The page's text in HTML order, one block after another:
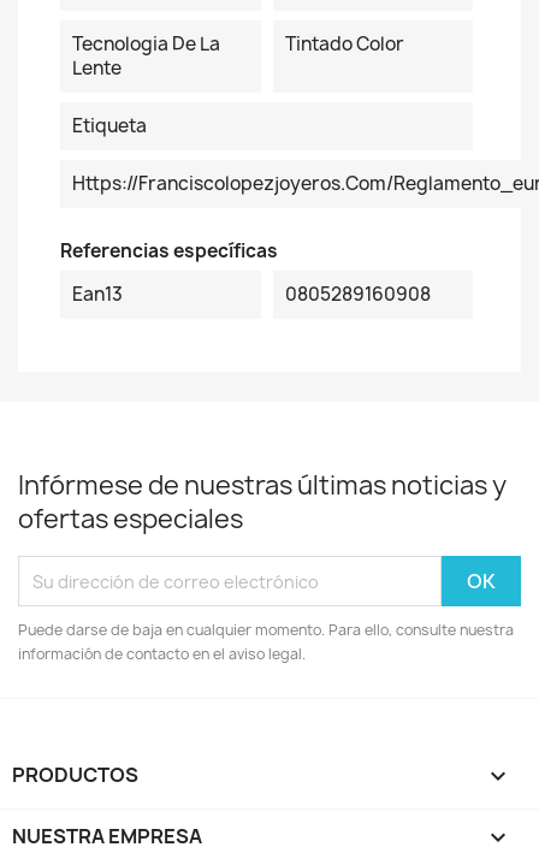
Tecnologia De La
Lente
Tintado Color
Etiqueta
Https://franciscolopezjoyeros.com/
Referencias específicas
Ean13
0805289160908
Infórmese de nuestras últimas noticias y
ofertas especiales
Puede darse de baja en cualquier momento. Para ello, consulte nuestra
información de contacto en el aviso legal.
PRODUCTOS 
NUESTRA EMPRESA 